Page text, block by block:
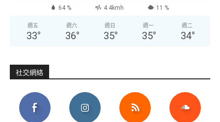
64 % 4.4kmh 11 %
週五
33°
週六
36°
週日
35°
週一
35°
週二
34°
社交網絡